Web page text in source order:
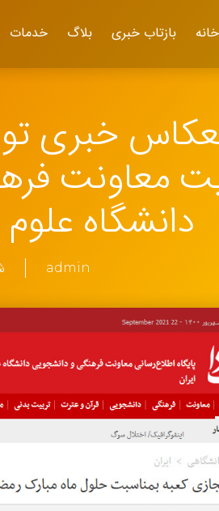
خانه بازتاب خبری بلاگ خدمات
خبری
معاونت
دانشگاه
admin